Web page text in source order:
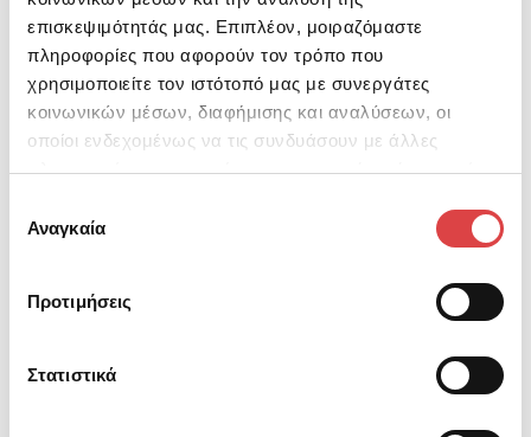
επισκεψιμότητάς μας. Επιπλέον, μοιραζόμαστε
πληροφορίες που αφορούν τον τρόπο που
χρησιμοποιείτε τον ιστότοπό μας με συνεργάτες
κοινωνικών μέσων, διαφήμισης και αναλύσεων, οι
οποίοι ενδεχομένως να τις συνδυάσουν με άλλες
πληροφορίες που τους έχετε παραχωρήσει ή τις οποίες
των υπηρεσιών τους.
συγκατάθεσης
Αναγκαία
Προτιμήσεις
Στατιστικά
μπορέσεις να ταξιδέψεις τόσο κοντά όσο και μακριά
με αξιοπιστία και χωρίς άγχος. Εδώ, μπορείς να
επιλέξεις ένα μοντέλο όπως το ανανεωμένο και
στιβαρόOpel Crosslandγια να μετακινηθείς άνετα
εντός και εκτός πόλης με ακρίβεια και ασφάλεια.
Αθόρυβη κύλιση στο δρόμο